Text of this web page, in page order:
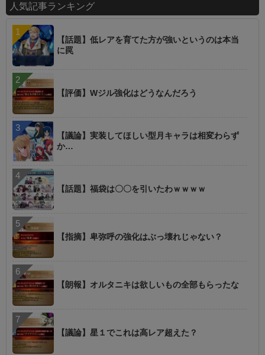
人気記事ランキング
【話題】低レアを育てた方が強いというのは本当
に罠
【評価】Wジル強化はどうなんだろう
【議論】実装してほしい型月キャラは相変わらず
か…
【話題】福袋は〇〇を引いたわｗｗｗｗ
【指摘】卑弥呼の強化はぶっ壊れじゃない？
【朗報】オルタニキは欲しいもの全部もらったな
【議論】星１でこれは高レア超えた？